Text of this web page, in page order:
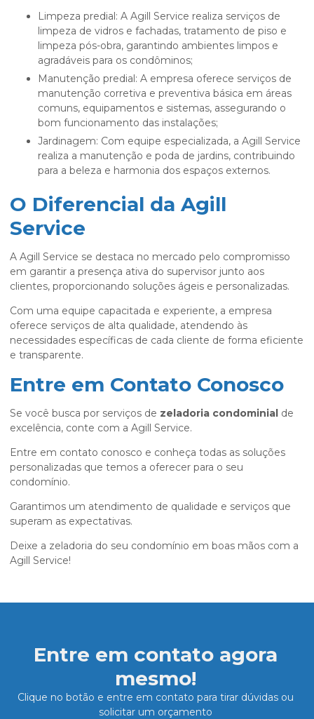
Limpeza predial: A Agill Service realiza serviços de
limpeza de vidros e fachadas, tratamento de piso e
limpeza pós-obra, garantindo ambientes limpos e
agradáveis para os condôminos;
Manutenção predial: A empresa oferece serviços de
manutenção corretiva e preventiva básica em áreas
comuns, equipamentos e sistemas, assegurando o
bom funcionamento das instalações;
Jardinagem: Com equipe especializada, a Agill Service
realiza a manutenção e poda de jardins, contribuindo
para a beleza e harmonia dos espaços externos.
O Diferencial da Agill
Service
A Agill Service se destaca no mercado pelo compromisso
em garantir a presença ativa do supervisor junto aos
clientes, proporcionando soluções ágeis e personalizadas.
Com uma equipe capacitada e experiente, a empresa
oferece serviços de alta qualidade, atendendo às
necessidades específicas de cada cliente de forma eficiente
e transparente.
Entre em Contato Conosco
Se você busca por serviços de zeladoria condominial de
excelência, conte com a Agill Service.
Entre em contato conosco e conheça todas as soluções
personalizadas que temos a oferecer para o seu
condomínio.
Garantimos um atendimento de qualidade e serviços que
superam as expectativas.
Deixe a zeladoria do seu condomínio em boas mãos com a
Agill Service!
Entre em contato agora
mesmo!
Clique no botão e entre em contato para tirar dúvidas ou
solicitar um orçamento